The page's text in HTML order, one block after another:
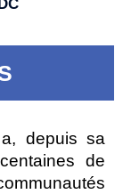
depuis sa
de